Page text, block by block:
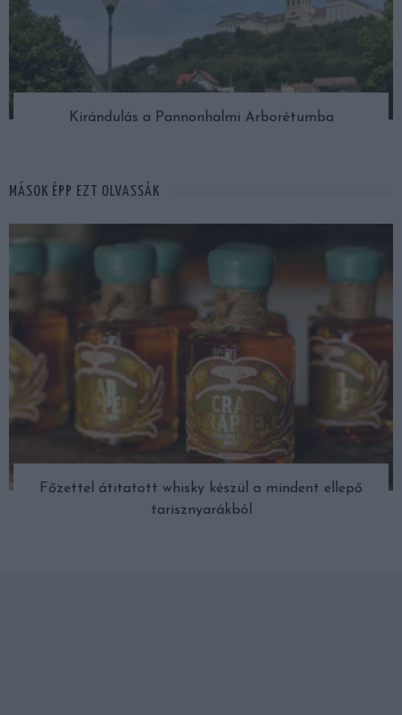
Kirándulás a Pannonhalmi Arborétumba
MÁSOK ÉPP EZT OLVASSÁK
Főzettel átitatott whisky készül a mindent ellepő
tarisznyarákból